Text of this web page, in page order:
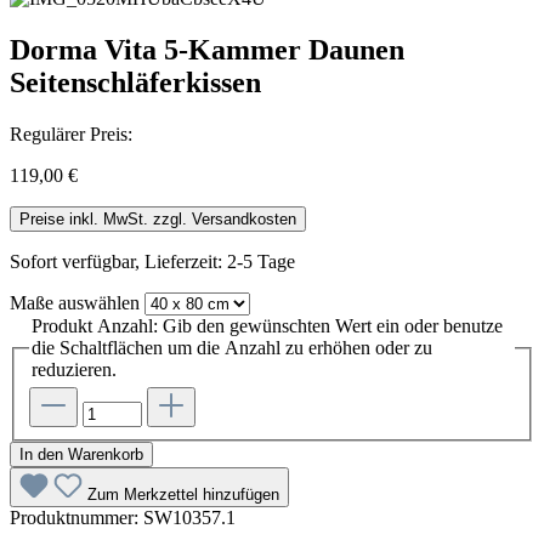
Dorma Vita 5-Kammer Daunen
Seitenschläferkissen
Regulärer Preis:
119,00 €
Preise inkl. MwSt. zzgl. Versandkosten
Sofort verfügbar, Lieferzeit: 2-5 Tage
Maße auswählen
Produkt Anzahl: Gib den gewünschten Wert ein oder benutze
die Schaltflächen um die Anzahl zu erhöhen oder zu
reduzieren.
In den Warenkorb
Zum Merkzettel hinzufügen
Produktnummer: SW10357.1